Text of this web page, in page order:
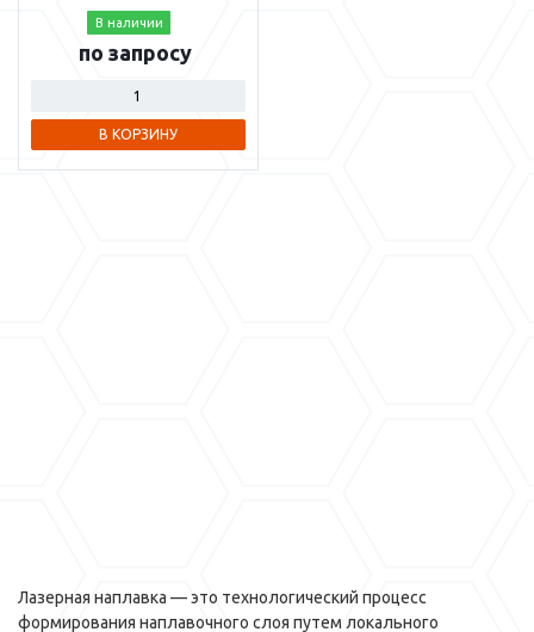
В наличии
по запросу
В КОРЗИНУ
Лазерная наплавка — это технологический процесс
формирования наплавочного слоя путем локального